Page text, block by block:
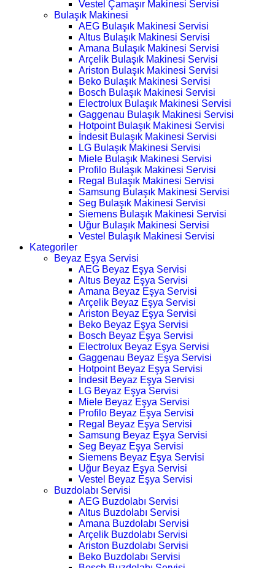
Vestel Çamaşır Makinesi Servisi
Bulaşık Makinesi
AEG Bulaşık Makinesi Servisi
Altus Bulaşık Makinesi Servisi
Amana Bulaşık Makinesi Servisi
Arçelik Bulaşık Makinesi Servisi
Ariston Bulaşık Makinesi Servisi
Beko Bulaşık Makinesi Servisi
Bosch Bulaşık Makinesi Servisi
Electrolux Bulaşık Makinesi Servisi
Gaggenau Bulaşık Makinesi Servisi
Hotpoint Bulaşık Makinesi Servisi
İndesit Bulaşık Makinesi Servisi
LG Bulaşık Makinesi Servisi
Miele Bulaşık Makinesi Servisi
Profilo Bulaşık Makinesi Servisi
Regal Bulaşık Makinesi Servisi
Samsung Bulaşık Makinesi Servisi
Seg Bulaşık Makinesi Servisi
Siemens Bulaşık Makinesi Servisi
Uğur Bulaşık Makinesi Servisi
Vestel Bulaşık Makinesi Servisi
Kategoriler
Beyaz Eşya Servisi
AEG Beyaz Eşya Servisi
Altus Beyaz Eşya Servisi
Amana Beyaz Eşya Servisi
Arçelik Beyaz Eşya Servisi
Ariston Beyaz Eşya Servisi
Beko Beyaz Eşya Servisi
Bosch Beyaz Eşya Servisi
Electrolux Beyaz Eşya Servisi
Gaggenau Beyaz Eşya Servisi
Hotpoint Beyaz Eşya Servisi
İndesit Beyaz Eşya Servisi
LG Beyaz Eşya Servisi
Miele Beyaz Eşya Servisi
Profilo Beyaz Eşya Servisi
Regal Beyaz Eşya Servisi
Samsung Beyaz Eşya Servisi
Seg Beyaz Eşya Servisi
Siemens Beyaz Eşya Servisi
Uğur Beyaz Eşya Servisi
Vestel Beyaz Eşya Servisi
Buzdolabı Servisi
AEG Buzdolabı Servisi
Altus Buzdolabı Servisi
Amana Buzdolabı Servisi
Arçelik Buzdolabı Servisi
Ariston Buzdolabı Servisi
Beko Buzdolabı Servisi